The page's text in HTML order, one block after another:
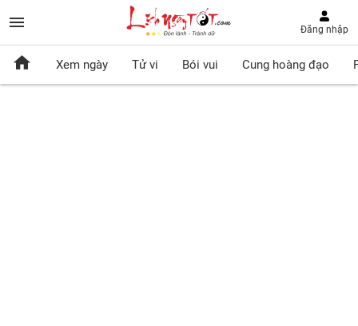
Đăng nhập
Xem ngày Tử vi Bói vui Cung hoàng đạo